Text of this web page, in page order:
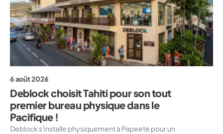
6 août 2026
Deblock choisit Tahiti pour son tout
premier bureau physique dans le
Pacifique !
Deblock s'installe physiquement à Papeete pour un